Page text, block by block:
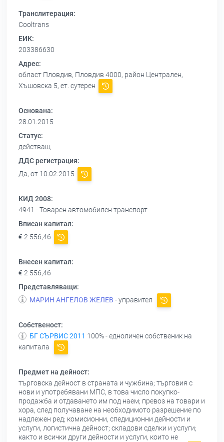
Транслитерация:
Cooltrans
ЕИК:
203386630
Адрес:
област Пловдив, Пловдив 4000, район Централен,
Хъшовска 5, ет. сутерен
Основана:
28.01.2015
Статус:
действащ
ДДС регистрация:
Да, от 10.02.2015
КИД 2008:
4941 - Товарен автомобилен транспорт
Вписан капитал:
€ 2 556,46
Внесен капитал:
€ 2 556,46
Представляващи:
МАРИН АНГЕЛОВ ЖЕЛЕВ - управител
Собственост:
БГ СЪРВИС 2011 100% - едноличен собственик на
капитала
Предмет на дейност:
търговска дейност в страната и чужбина; търговия с
нови и употребявани МПС, в това число покупко-
продажба и отдаването им под наем; превоз на товари и
хора, след получаване на необходимото разрешение по
надлежен ред; комисионни, спедиционни дейности и
услуги, логистична дейност; складови сделки и услуги;
както и всички други дейности и услуги, които не